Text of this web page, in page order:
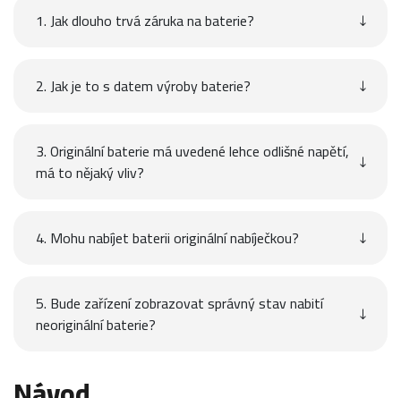
1. Jak dlouho trvá záruka na baterie?
2. Jak je to s datem výroby baterie?
3. Originální baterie má uvedené lehce odlišné napětí,
má to nějaký vliv?
4. Mohu nabíjet baterii originální nabíječkou?
5. Bude zařízení zobrazovat správný stav nabití
neoriginální baterie?